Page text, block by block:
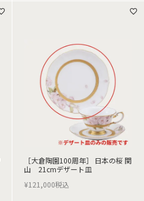
［大倉陶園100周年］ 日本の桜 関
山 21cmデザート皿
¥121,000税込